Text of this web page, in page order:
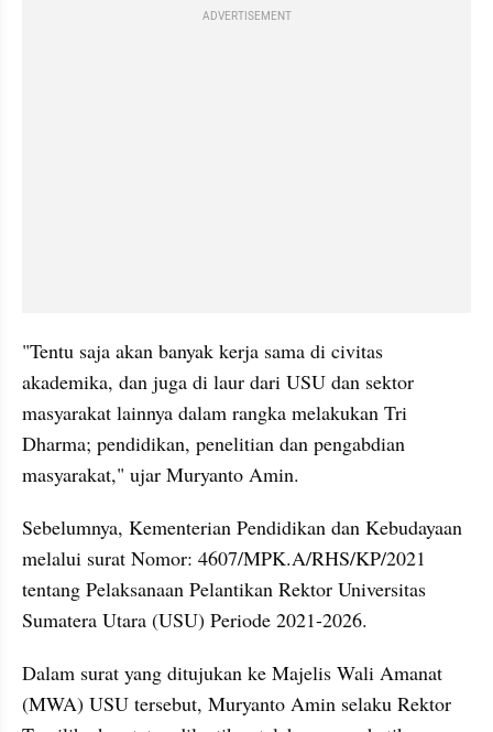
ADVERTISEMENT
"Tentu saja akan banyak kerja sama di civitas
akademika, dan juga di laur dari USU dan sektor
masyarakat lainnya dalam rangka melakukan Tri
Dharma; pendidikan, penelitian dan pengabdian
masyarakat," ujar Muryanto Amin.
Sebelumnya, Kementerian Pendidikan dan Kebudayaan
melalui surat Nomor: 4607/MPK.A/RHS/KP/2021
tentang Pelaksanaan Pelantikan Rektor Universitas
Sumatera Utara (USU) Periode 2021-2026.
Dalam surat yang ditujukan ke Majelis Wali Amanat
(MWA) USU tersebut, Muryanto Amin selaku Rektor